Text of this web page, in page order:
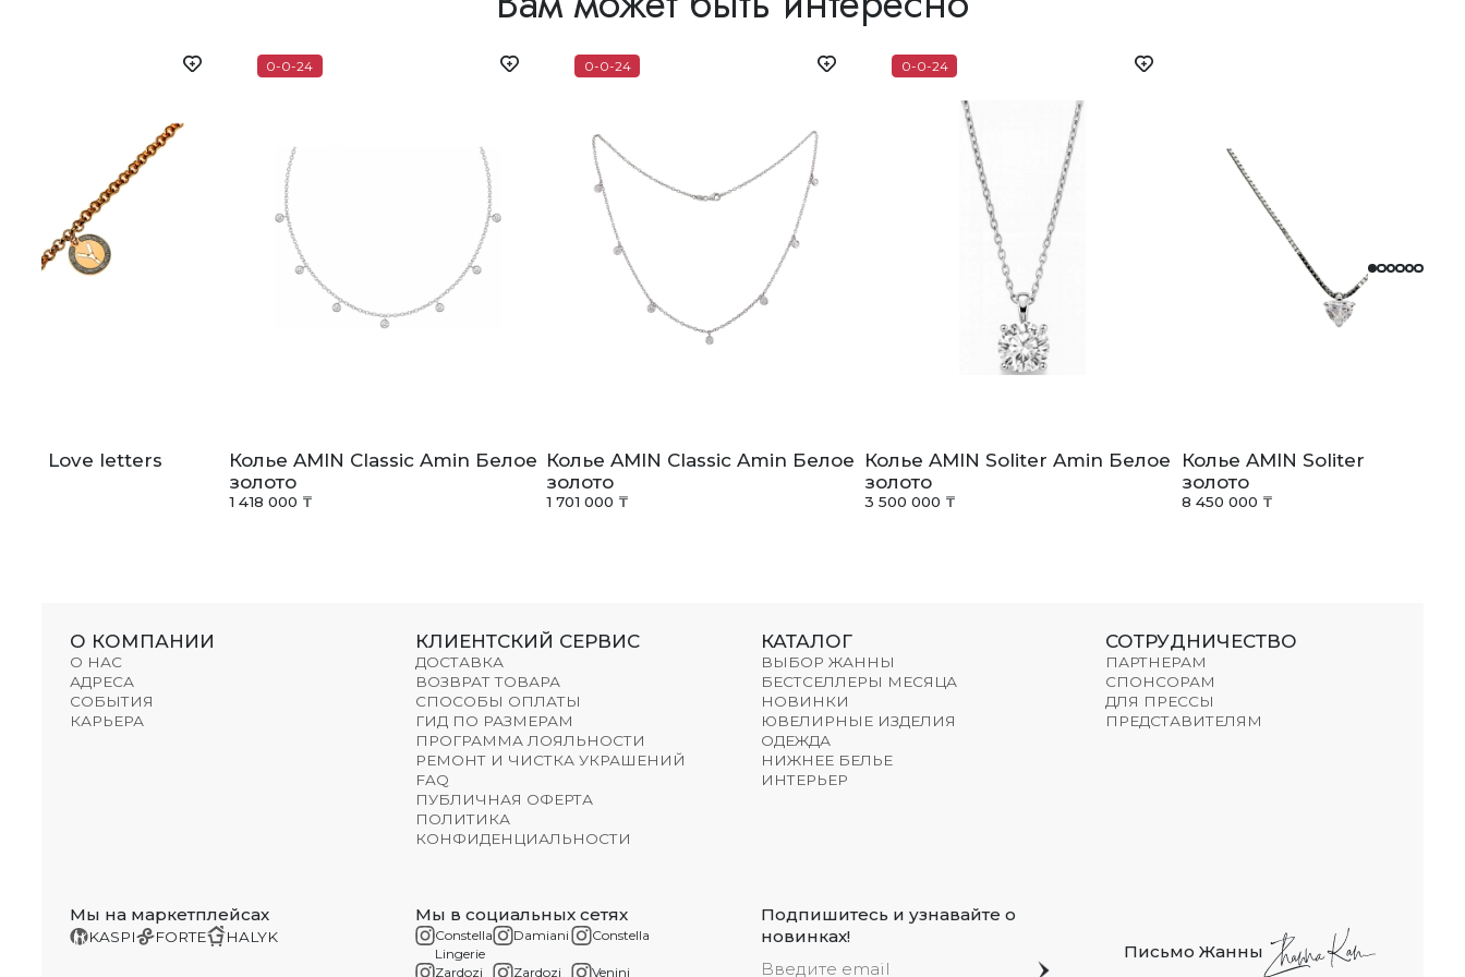
Love letters
0-0-24
Колье AMIN Classic Amin Белое
золото
1 418 000 ₸
0-0-24
Колье AMIN Classic Amin Белое
золото
1 701 000 ₸
0-0-24
Колье AMIN Soliter Amin Белое
золото
3 500 000 ₸
Колье AMIN Soliter Amin
золото
8 450 000 ₸
О КОМПАНИИ
О НАС
АДРЕСА
СОБЫТИЯ
КАРЬЕРА
КЛИЕНТСКИЙ СЕРВИС
ДОСТАВКА
ВОЗВРАТ ТОВАРА
СПОСОБЫ ОПЛАТЫ
ГИД ПО РАЗМЕРАМ
ПРОГРАММА ЛОЯЛЬНОСТИ
РЕМОНТ И ЧИСТКА УКРАШЕНИЙ
FAQ
ПУБЛИЧНАЯ ОФЕРТА
ПОЛИТИКА
КОНФИДЕНЦИАЛЬНОСТИ
КАТАЛОГ
ВЫБОР ЖАННЫ
БЕСТСЕЛЛЕРЫ МЕСЯЦА
НОВИНКИ
ЮВЕЛИРНЫЕ ИЗДЕЛИЯ
ОДЕЖДА
НИЖНЕЕ БЕЛЬЕ
ИНТЕРЬЕР
СОТРУДНИЧЕСТВО
ПАРТНЕРАМ
СПОНСОРАМ
ДЛЯ ПРЕССЫ
ПРЕДСТАВИТЕЛЯМ
Мы на маркетплейсах
KASPI FORTE HALYK
Мы в социальных сетях
Constella
Lingerie
Damiani Constella
Zardozi Zardozi Venini
Подпишитесь и узнавайте о
новинках!
Письмо Жанны